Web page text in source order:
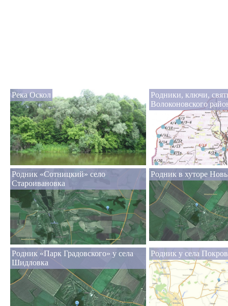
Река Оскол
Родники, ключи,
Волоконовского
Родник «Сотницкий» село
Староивановка
Родник в хуторе
Родник «Парк Градовского» у села
Шидловка
Родник у села